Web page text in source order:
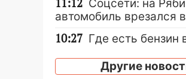
11:12 Соцсети: на
автомобиль врезался
10:27 Где есть бензин
список АЗСДругие